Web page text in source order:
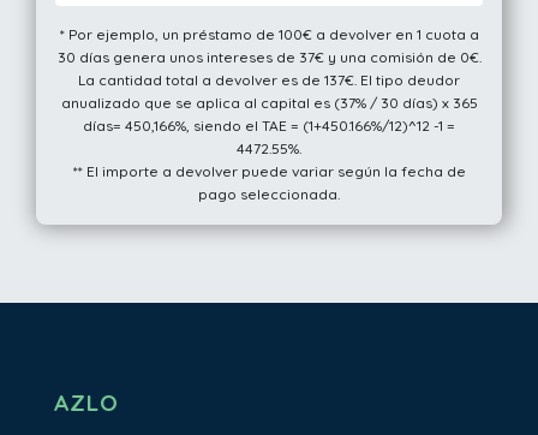
* Por ejemplo, un préstamo de 100€ a devolver en 1 cuota a
30 días genera unos intereses de 37€ y una comisión de 0€.
La cantidad total a devolver es de 137€. El tipo deudor
anualizado que se aplica al capital es (37% / 30 días) x 365
días= 450,166%, siendo el TAE = (1+450.166%/12)^12 -1 =
4472.55%.
** El importe a devolver puede variar según la fecha de
pago seleccionada.
AZLO